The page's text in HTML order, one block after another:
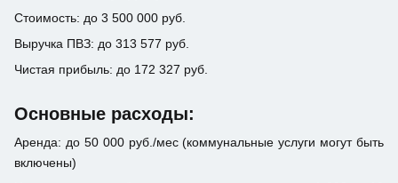
Стоимость: до 3 500 000 руб.
Выручка ПВЗ: до 313 577 руб.
Чистая прибыль: до 172 327 руб.
Основные расходы:
Аренда: до 50 000 руб./мес (коммунальные услуги могут быть
включены)